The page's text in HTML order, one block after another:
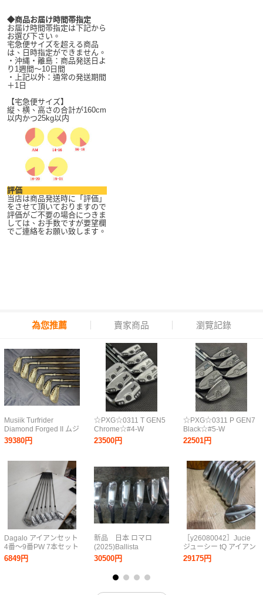
◆商品お届け時間帯指定
お届け時間帯指定は下記から
お選び下さい。
宅急便サイズを超える商品
は、日時指定ができません。
・沖縄・離島：商品発送日よ
り1週間～10日間
・上記以外：通常の発送期間
＋1日
【宅急便サイズ】
縦、横、高さの合計が160cm
以内かつ25kg以内
評価
当店は商品発送時に「評価」
をさせて頂いておりますので
評価がご不要の場合につきま
しては、お手数ですが要望欄
でご連絡をお願い致します。
為您推薦 賣家商品 瀏覽記錄
Musiik Turfrider
Diamond Forged II ムジ
ーク ターフライダー
ダイヤモンドフォージ
39380円
Dagalo アイアンセット
4番〜9番PW 7本セット
6849円
☆PXG☆0311 T GEN5
Chrome☆#4-W
7SET☆TOUR ISSUE
EX S200装着☆中古品
23500円
新品 日本 ロマロ
(2025)Ballista
508FORGED 5番～
PW 6本アイアンセッ
30500円
☆PXG☆0311 P GEN7
Black☆#5-W
6SET☆MODUS 105(R)
装着☆スパイン調整組
22501円
［y26080042］Jucie
ジューシー tQ アイアン
#4〜9.PW ウェッジ
51/8 ゴルフ クラブ 8点
29175円